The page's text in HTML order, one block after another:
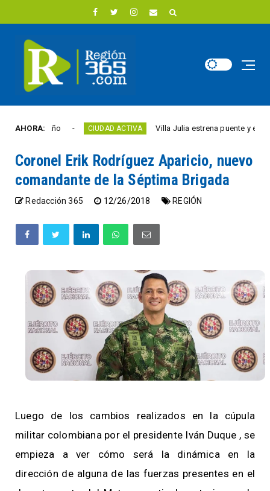
AHORA:
año CIUDAD ACTIVA Villa Julia estrena puente y espacios
Coronel Erik Rodríguez Aparicio, nuevo
comandante de la Séptima Brigada
Redacción 365 12/26/2018 REGIÓN
Luego de los cambios realizados en la cúpula
militar colombiana por el presidente Iván Duque , se
empieza a ver cómo será la dinámica en la
dirección de alguna de las fuerzas presentes en el